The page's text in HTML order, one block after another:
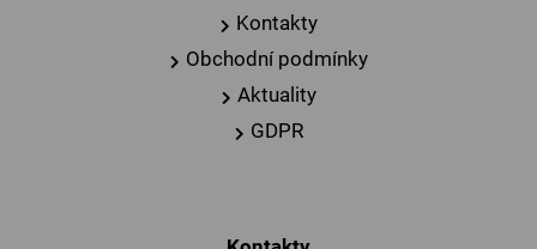
Kontakty
Obchodní podmínky
Aktuality
GDPR